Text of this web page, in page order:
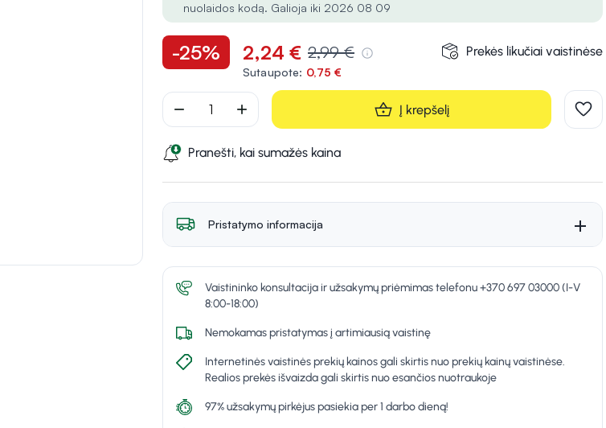
nuolaidos kodą. Galioja iki 2026 08 09
-25% 2,24 € 2,99 €
Sutaupote: 0,75 €
Prekės likučiai vaistinėse
remove add Į krepšelį
Pranešti, kai sumažės kaina
Pristatymo informacija
Vaistininko konsultacija ir užsakymų priėmimas telefonu +370 697 03000 (I-V
8:00-18:00)
Nemokamas pristatymas į artimiausią vaistinę
Internetinės vaistinės prekių kainos gali skirtis nuo prekių kainų vaistinėse.
Realios prekės išvaizda gali skirtis nuo esančios nuotraukoje
97% užsakymų pirkėjus pasiekia per 1 darbo dieną!